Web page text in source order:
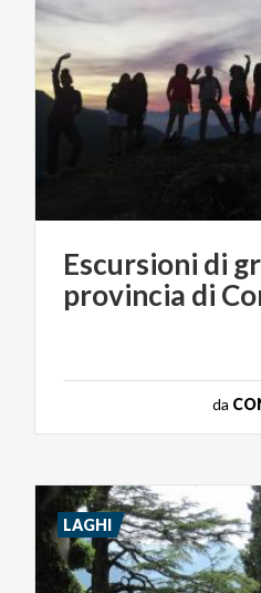
Escursioni di
provincia di
da
LAGHI